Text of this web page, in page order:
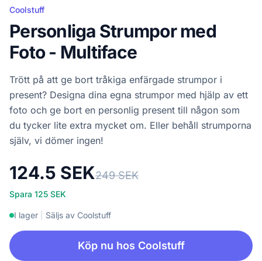
Coolstuff
Personliga Strumpor med
Foto - Multiface
Trött på att ge bort tråkiga enfärgade strumpor i
present? Designa dina egna strumpor med hjälp av ett
foto och ge bort en personlig present till någon som
du tycker lite extra mycket om. Eller behåll strumporna
själv, vi dömer ingen!
124.5 SEK249 SEK
Spara 125 SEK
I lager Säljs av Coolstuff
Köp nu hos Coolstuff